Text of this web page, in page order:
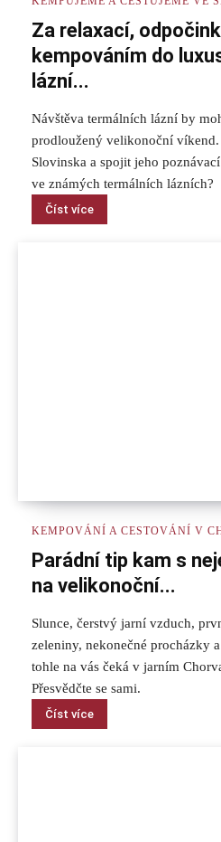
Za relaxací,
kempováním do
lázní...
Návštěva termálních lázní by
prodloužený velikonoční
Slovinska a spojit jeho
ve známých termálních lázních?
Číst více
KEMPOVÁNÍ A CESTOVÁNÍ V
Parádní tip kam s
na velikonoční...
Slunce, čerstvý jarní vzduch,
zeleniny, nekonečné procházky
tohle na vás čeká v jarním
Přesvědčte se sami.
Číst více